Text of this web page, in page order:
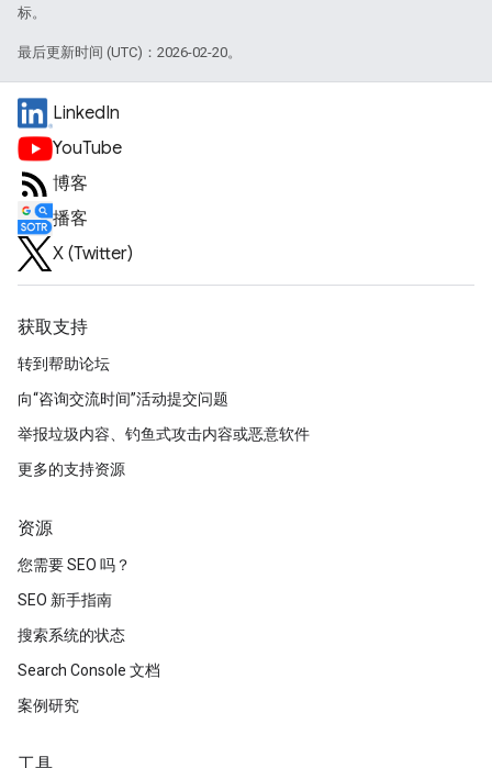
标。
最后更新时间 (UTC)：2026-02-20。
LinkedIn
YouTube
博客
播客
X (Twitter)
获取支持
转到帮助论坛
向“咨询交流时间”活动提交问题
举报垃圾内容、钓鱼式攻击内容或恶意软件
更多的支持资源
资源
您需要 SEO 吗？
SEO 新手指南
搜索系统的状态
Search Console 文档
案例研究